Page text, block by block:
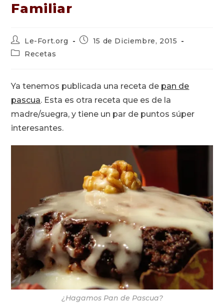
Familiar
Autor
de
la
Le-Fort.org
Publicación
15 de Diciembre, 2015
Categoría
entrada:
Recetas
Ya tenemos publicada una receta de pan de
pascua. Esta es otra receta que es de la
madre/suegra, y tiene un par de puntos súper
interesantes.
¿Hagamos Pan de Pascua?